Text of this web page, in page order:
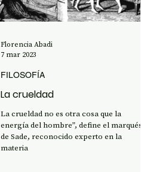
La crueldad
La crueldad no es otra cosa que la
energía del hombre”, define el marqués
de Sade, reconocido experto en la
materia
FILOSOFÍA
Florencia Abadi
7 mar 2023